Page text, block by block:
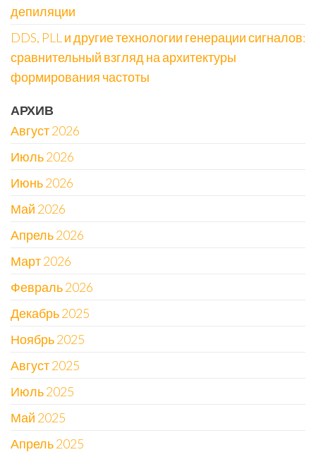
депиляции
DDS, PLL и другие технологии генерации сигналов:
сравнительный взгляд на архитектуры
формирования частоты
АРХИВ
Август 2026
Июль 2026
Июнь 2026
Май 2026
Апрель 2026
Март 2026
Февраль 2026
Декабрь 2025
Ноябрь 2025
Август 2025
Июль 2025
Май 2025
Апрель 2025